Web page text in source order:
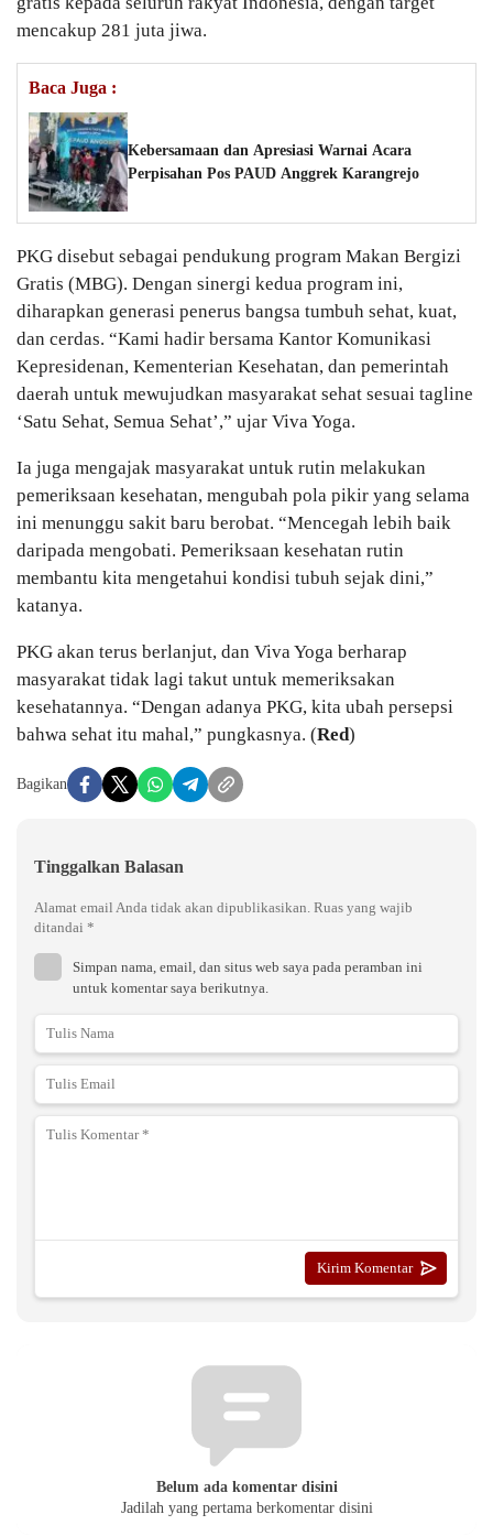
mencakup 281 juta jiwa.
Baca Juga :
Kebersamaan dan Apresiasi Warnai Acara
Perpisahan Pos PAUD Anggrek Karangrejo
PKG disebut sebagai pendukung program Makan Bergizi
Gratis (MBG). Dengan sinergi kedua program ini,
diharapkan generasi penerus bangsa tumbuh sehat, kuat,
dan cerdas. “Kami hadir bersama Kantor Komunikasi
Kepresidenan, Kementerian Kesehatan, dan pemerintah
daerah untuk mewujudkan masyarakat sehat sesuai tagline
‘Satu Sehat, Semua Sehat’,” ujar Viva Yoga.
Ia juga mengajak masyarakat untuk rutin melakukan
pemeriksaan kesehatan, mengubah pola pikir yang selama
ini menunggu sakit baru berobat. “Mencegah lebih baik
daripada mengobati. Pemeriksaan kesehatan rutin
membantu kita mengetahui kondisi tubuh sejak dini,”
katanya.
PKG akan terus berlanjut, dan Viva Yoga berharap
masyarakat tidak lagi takut untuk memeriksakan
kesehatannya. “Dengan adanya PKG, kita ubah persepsi
bahwa sehat itu mahal,” pungkasnya. (Red)
Bagikan
Tinggalkan Balasan
Alamat email Anda tidak akan dipublikasikan. Ruas yang wajib
ditandai *
Simpan nama, email, dan situs web saya pada peramban ini
untuk komentar saya berikutnya.
Belum ada komentar disini
Jadilah yang pertama berkomentar disini